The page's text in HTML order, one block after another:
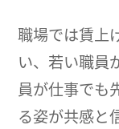
職場では賃上
い、若い職員
員が仕事でも
る姿が共感と